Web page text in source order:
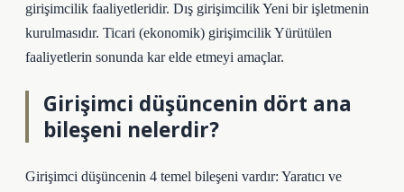
girişimcilik faaliyetleridir. Dış girişimcilik Yeni bir işletmenin
kurulmasıdır. Ticari (ekonomik) girişimcilik Yürütülen
faaliyetlerin sonunda kar elde etmeyi amaçlar.
Girişimci düşüncenin dört ana
bileşeni nelerdir?
Girişimci düşüncenin 4 temel bileşeni vardır: Yaratıcı ve